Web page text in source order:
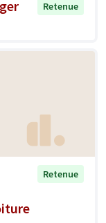
Retenue
Retenue